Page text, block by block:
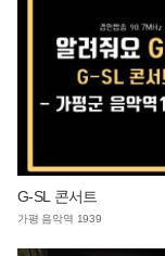
G-SL 콘서트
가평 음악역 1939